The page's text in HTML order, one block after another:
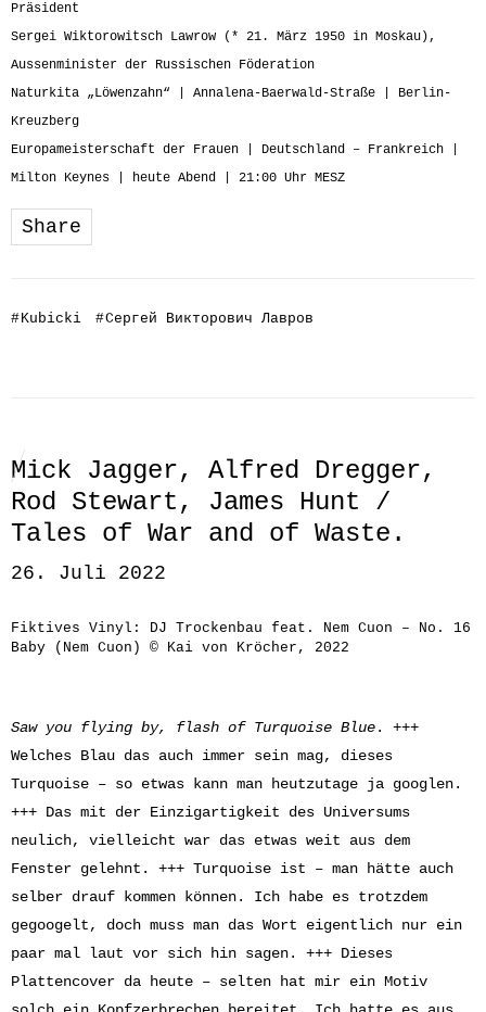
Präsident
Sergei Wiktorowitsch Lawrow (* 21. März 1950 in Moskau),
Aussenminister der Russischen Föderation
Naturkita „Löwenzahn“ | Annalena-Baerwald-Straße | Berlin-
Kreuzberg
Europameisterschaft der Frauen | Deutschland – Frankreich |
Milton Keynes | heute Abend | 21:00 Uhr MESZ
Share
#Kubicki #Сергей Викторович Лавров
Mick Jagger, Alfred Dregger,
Rod Stewart, James Hunt /
Tales of War and of Waste.
26. Juli 2022
Fiktives Vinyl: DJ Trockenbau feat. Nem Cuon – No. 16
Baby (Nem Cuon) © Kai von Kröcher, 2022
Saw you flying by, flash of Turquoise Blue. +++
Welches Blau das auch immer sein mag, dieses
Turquoise – so etwas kann man heutzutage ja googlen.
+++ Das mit der Einzigartigkeit des Universums
neulich, vielleicht war das etwas weit aus dem
Fenster gelehnt. +++ Turquoise ist – man hätte auch
selber drauf kommen können. Ich habe es trotzdem
gegoogelt, doch muss man das Wort eigentlich nur ein
paar mal laut vor sich hin sagen. +++ Dieses
Plattencover da heute – selten hat mir ein Motiv